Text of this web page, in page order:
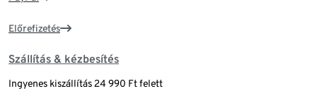
Előrefizetés
Szállítás & kézbesítés
Ingyenes kiszállítás 24 990 Ft felett